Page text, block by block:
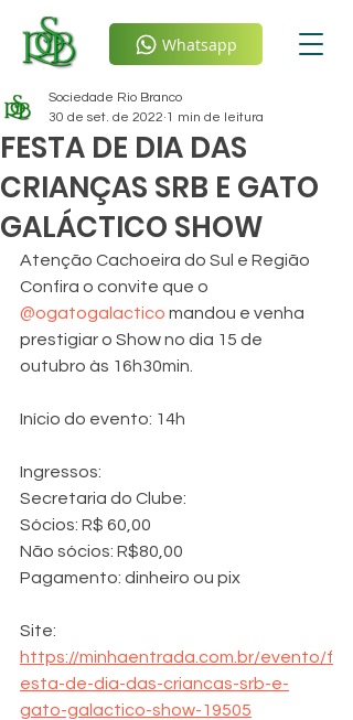
Whatsapp
FESTA DE DIA DAS
CRIANÇAS SRB E GATO
GALÁCTICO SHOW
Sociedade Rio Branco
30 de set. de 2022 1 min de leitura
Atenção Cachoeira do Sul e Região
Confira o convite que o
@ogatogalactico mandou e venha
prestigiar o Show no dia 15 de
outubro às 16h30min.
Início do evento: 14h
Ingressos:
Secretaria do Clube:
Sócios: R$ 60,00
Não sócios: R$80,00
Pagamento: dinheiro ou pix
Site:
https://minhaentrada.com.br/evento/f
esta-de-dia-das-criancas-srb-e-
gato-galactico-show-19505